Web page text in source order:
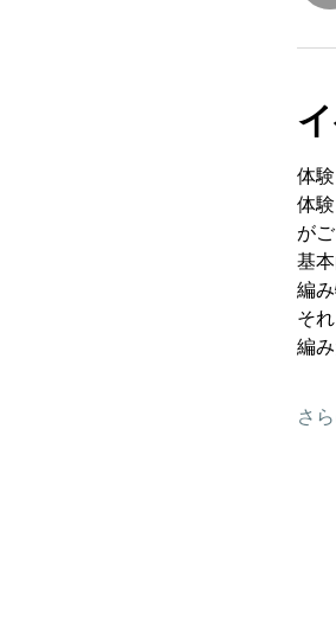
体
体
が
基
編
そ
編
さ